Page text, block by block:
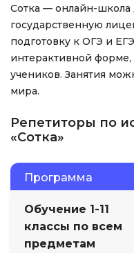
Сотка — онлайн-школа
государственную
подготовку к ОГЭ и
интерактивной форме,
учеников. Занятия
мира.
Репетиторы по
«Сотка»
Программа
Обучение 1-11
классы по всем
предметам